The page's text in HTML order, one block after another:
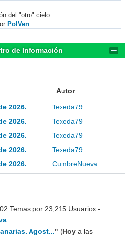
del "otro" cielo.
PolVen
de Información
Autor
2026.
Texeda79
2026.
Texeda79
2026.
Texeda79
2026.
Texeda79
2026.
CumbreNueva
Temas por 23,215 Usuarios -
Agost..." (Hoy a las